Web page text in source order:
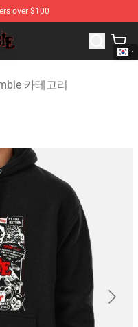
over $100
Zombie Merchandise
카테고리